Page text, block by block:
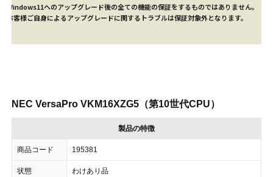
※Windows11へのアップグレード後の全ての機能の保証をするものではありません。
※お客様ご自身によるアップグレードに関するトラブルは保証対象外となります。
NEC VersaPro VKM16XZG5（第10世代CPU）
製品の特徴
商品コード 195381
状態 わけあり品